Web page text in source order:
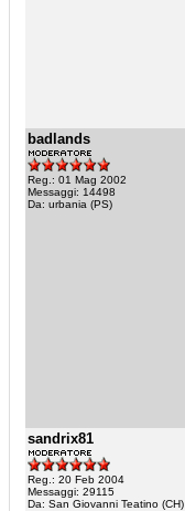
badlands
Reg.: 01 Mag 2002
Messaggi: 14498
Da: urbania (PS)
sandrix81
Reg.: 20 Feb 2004
Messaggi: 29115
Da: San Giovanni Teatino (CH)